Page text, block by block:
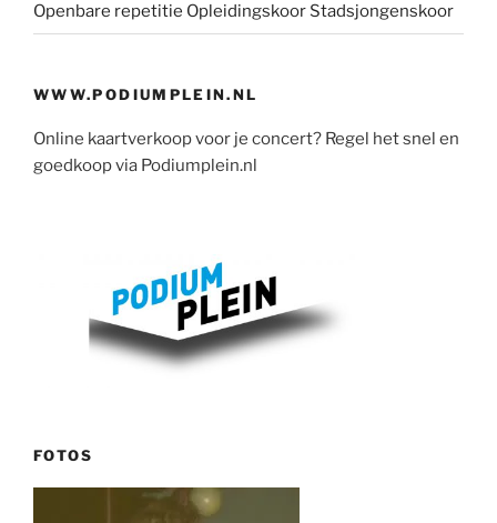
Openbare repetitie Opleidingskoor Stadsjongenskoor
WWW.PODIUMPLEIN.NL
Online kaartverkoop voor je concert? Regel het snel en
goedkoop via Podiumplein.nl
FOTOS